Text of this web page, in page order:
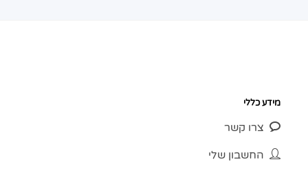
מידע כללי
צרו קשר
החשבון שלי